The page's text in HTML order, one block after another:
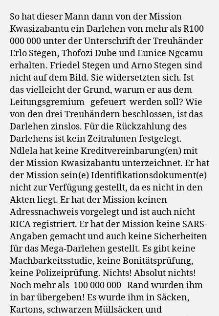
So hat dieser Mann dann von der Mission
Kwasizabantu ein Darlehen von mehr als R100
000 000 unter der Unterschrift der Treuhänder
Erlo Stegen, Thofozi Dube und Eunice Ngcamu
erhalten. Friedel Stegen und Arno Stegen sind
nicht auf dem Bild. Sie widersetzten sich. Ist
das vielleicht der Grund, warum er aus dem
Leitungsgremium gefeuert werden soll? Wie
von den drei Treuhändern beschlossen, ist das
Darlehen zinslos. Für die Rückzahlung des
Darlehens ist kein Zeitrahmen festgelegt.
Ndlela hat keine Kreditvereinbarung(en) mit
der Mission Kwasizabantu unterzeichnet. Er hat
der Mission sein(e) Identifikationsdokument(e)
nicht zur Verfügung gestellt, da es nicht in den
Akten liegt. Er hat der Mission keinen
Adressnachweis vorgelegt und ist auch nicht
RICA registriert. Er hat der Mission keine SARS-
Angaben gemacht und auch keine Sicherheiten
für das Mega-Darlehen gestellt. Es gibt keine
Machbarkeitsstudie, keine Bonitätsprüfung,
keine Polizeiprüfung. Nichts! Absolut nichts!
Noch mehr als 100 000 000 Rand wurden ihm
in bar übergeben! Es wurde ihm in Säcken,
Kartons, schwarzen Müllsäcken und